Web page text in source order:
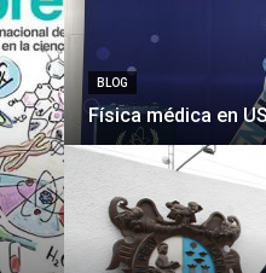
BLOG
Física médica en